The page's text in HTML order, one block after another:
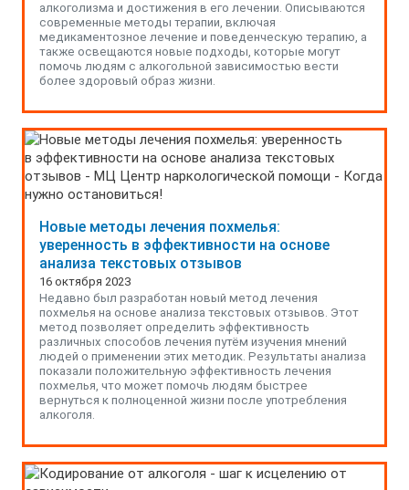
алкоголизма и достижения в его лечении. Описываются
современные методы терапии, включая
медикаментозное лечение и поведенческую терапию, а
также освещаются новые подходы, которые могут
помочь людям с алкогольной зависимостью вести
более здоровый образ жизни.
Новые методы лечения похмелья:
уверенность в эффективности на основе
анализа текстовых отзывов
16 октября 2023
Недавно был разработан новый метод лечения
похмелья на основе анализа текстовых отзывов. Этот
метод позволяет определить эффективность
различных способов лечения путём изучения мнений
людей о применении этих методик. Результаты анализа
показали положительную эффективность лечения
похмелья, что может помочь людям быстрее
вернуться к полноценной жизни после употребления
алкоголя.